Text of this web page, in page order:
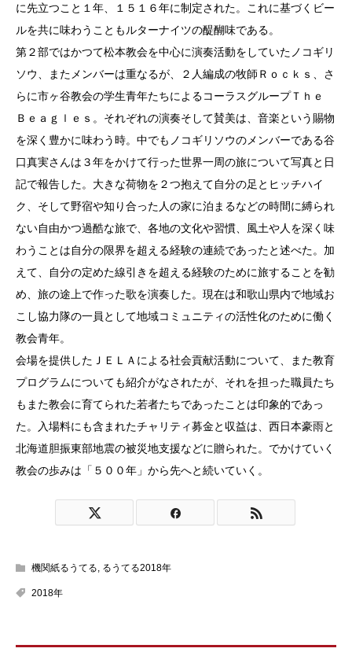
に先立つこと１年、１５１６年に制定された。これに基づくビー
ルを共に味わうこともルターナイツの醍醐味である。
第２部ではかつて松本教会を中心に演奏活動をしていたノコギリ
ソウ、またメンバーは重なるが、２人編成の牧師Ｒｏｃｋｓ、さ
らに市ヶ谷教会の学生青年たちによるコーラスグループＴｈｅ
Ｂｅａｇｌｅｓ。それぞれの演奏そして賛美は、音楽という賜物
を深く豊かに味わう時。中でもノコギリソウのメンバーである谷
口真実さんは３年をかけて行った世界一周の旅について写真と日
記で報告した。大きな荷物を２つ抱えて自分の足とヒッチハイ
ク、そして野宿や知り合った人の家に泊まるなどの時間に縛られ
ない自由かつ過酷な旅で、各地の文化や習慣、風土や人を深く味
わうことは自分の限界を超える経験の連続であったと述べた。加
えて、自分の定めた線引きを超える経験のために旅することを勧
め、旅の途上で作った歌を演奏した。現在は和歌山県内で地域お
こし協力隊の一員として地域コミュニティの活性化のために働く
教会青年。
会場を提供したＪＥＬＡによる社会貢献活動について、また教育
プログラムについても紹介がなされたが、それを担った職員たち
もまた教会に育てられた若者たちであったことは印象的であっ
た。入場料にも含まれたチャリティ募金と収益は、西日本豪雨と
北海道胆振東部地震の被災地支援などに贈られた。でかけていく
教会の歩みは「５００年」から先へと続いていく。
機関紙るうてる, るうてる2018年
2018年